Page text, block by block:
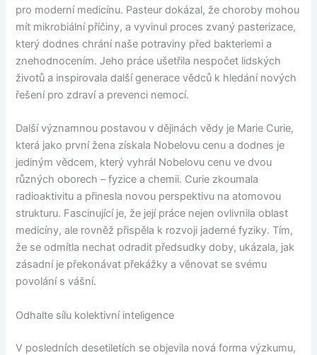
pro moderní medicínu. Pasteur dokázal, že choroby mohou
mít mikrobiální příčiny, a vyvinul proces zvaný pasterizace,
který dodnes chrání naše potraviny před bakteriemi a
znehodnocením. Jeho práce ušetřila nespočet lidských
životů a inspirovala další generace vědců k hledání nových
řešení pro zdraví a prevenci nemocí.
Další významnou postavou v dějinách vědy je Marie Curie,
která jako první žena získala Nobelovu cenu a dodnes je
jediným vědcem, který vyhrál Nobelovu cenu ve dvou
různých oborech – fyzice a chemii. Curie zkoumala
radioaktivitu a přinesla novou perspektivu na atomovou
strukturu. Fascinující je, že její práce nejen ovlivnila oblast
medicíny, ale rovněž přispěla k rozvoji jaderné fyziky. Tím,
že se odmítla nechat odradit předsudky doby, ukázala, jak
zásadní je překonávat překážky a věnovat se svému
povolání s vášní.
Odhalte sílu kolektivní inteligence
V posledních desetiletích se objevila nová forma výzkumu,